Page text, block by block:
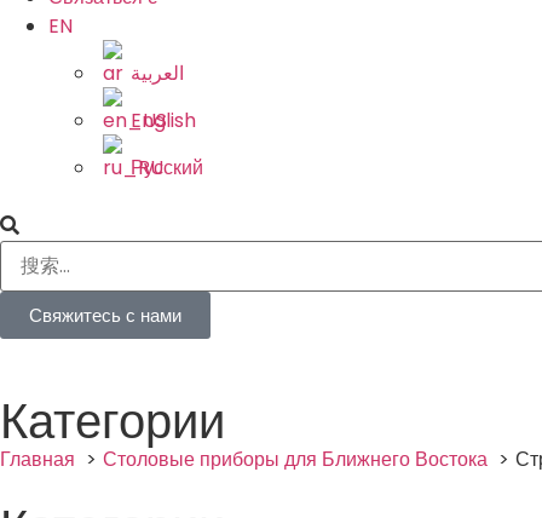
EN
العربية
English
Русский
Свяжитесь с нами
Категории
Главная Столовые приборы для Ближнего Востока